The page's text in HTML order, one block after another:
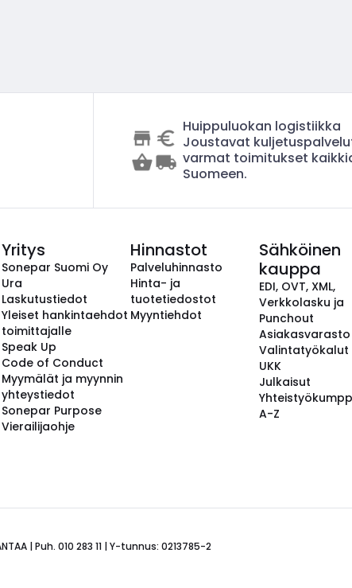
Huippuluokan logistiikka
Joustavat
varmat toimitukset
Suomeen.
Yritys
Sonepar Suomi Oy
Ura
Laskutustiedot
Yleiset hankintaehdot
toimittajalle
Speak Up
Code of Conduct
Myymälät ja myynnin
yhteystiedot
Sonepar Purpose
Vierailijaohje
Hinnastot
Palveluhinnasto
Hinta- ja
tuotetiedostot
Myyntiehdot
Sähköinen
kauppa
EDI, OVT, XML,
Verkkolasku ja
Punchout
Asiakasvarasto
Valintatyökalut
UKK
Julkaisut
A-Z
| Puh. 010 283 11 | Y-tunnus: 0213785-2